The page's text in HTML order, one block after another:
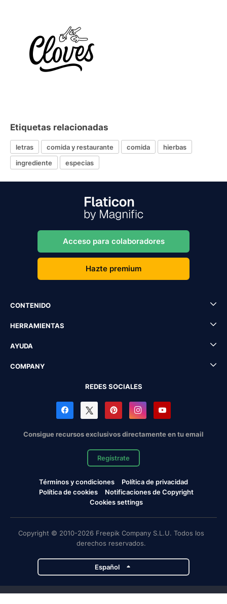
Etiquetas relacionadas
letras comida y restaurante comida
hierbas
ingrediente
especias
Acceso para colaboradores
Hazte premium
CONTENIDO
HERRAMIENTAS
AYUDA
COMPANY
REDES SOCIALES
Consigue recursos exclusivos directamente en tu email
Regístrate
Términos y condiciones
Política de privacidad
Política de cookies
Notificaciones de Copyright
Cookies settings
Copyright © 2010-2026 Freepik Company S.L.U. Todos los
derechos reservados.
Español